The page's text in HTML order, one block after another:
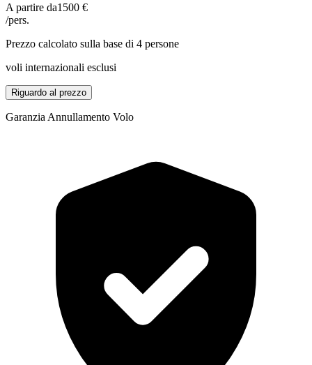
A partire da1500 €
/pers.
Prezzo calcolato sulla base di 4 persone
voli internazionali esclusi
Riguardo al prezzo
Garanzia Annullamento Volo